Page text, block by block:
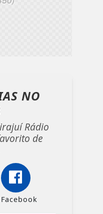
NO
Rádio
de
Facebook